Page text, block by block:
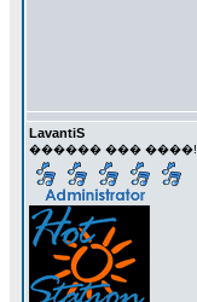
LavantiS
������ ��� ����!